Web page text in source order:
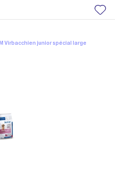
Virbacchien junior spécial large